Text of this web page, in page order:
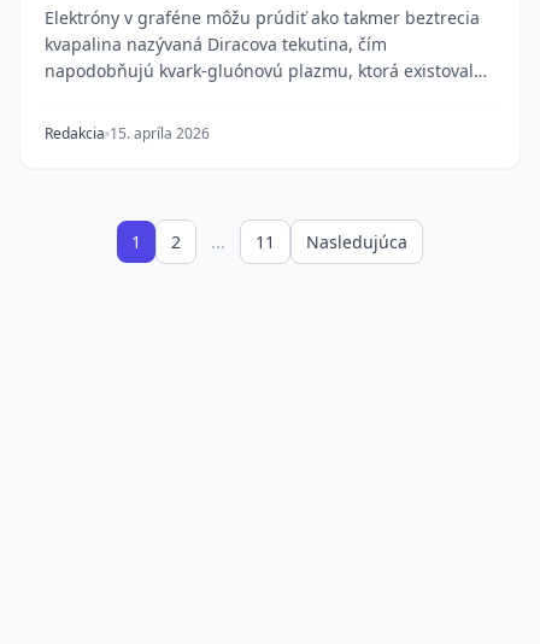
Elektróny v graféne môžu prúdiť ako takmer beztrecia
kvapalina nazývaná Diracova tekutina, čím
napodobňujú kvark-gluónovú plazmu, ktorá existovala
Redakcia 15. apríla 2026
1 2 ... 11 Nasledujúca